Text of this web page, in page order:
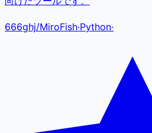
666ghj/MiroFish·Python·